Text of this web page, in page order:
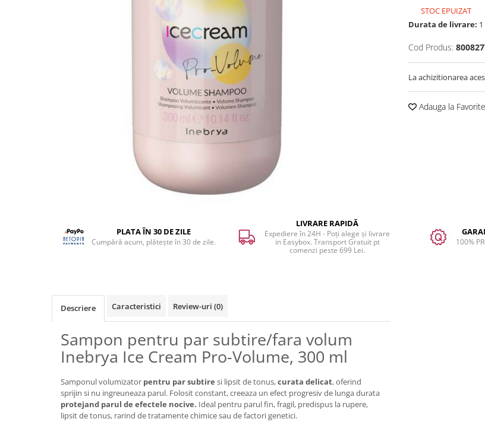
STOC EPUIZAT
Durata de livrare:
Cod Produs:
La achizitionarea
Adauga la Favorite
PLATA ÎN 30 DE ZILE
Cumpără acum, plătește în 30 de zile.
LIVRARE RAPIDĂ
Expediere în 24H - Poți alege și livrare
in Easybox. Transport Gratuit pt
comenzi peste 699 Lei.
100%
Descriere Caracteristici Review-uri (0)
Sampon pentru par subtire/fara volum
Inebrya Ice Cream Pro-Volume, 300 ml
Samponul volumizator pentru par subtire si lipsit de tonus,curata delicat, oferind
sprijin si nu ingreuneaza parul. Folosit constant, creeaza un efect progresiv de lunga durata
protejand parul de efectele nocive. Ideal pentru parul fin, fragil, predispus la rupere,
lipsit de tonus, rarind de tratamente chimice sau de factori genetici.